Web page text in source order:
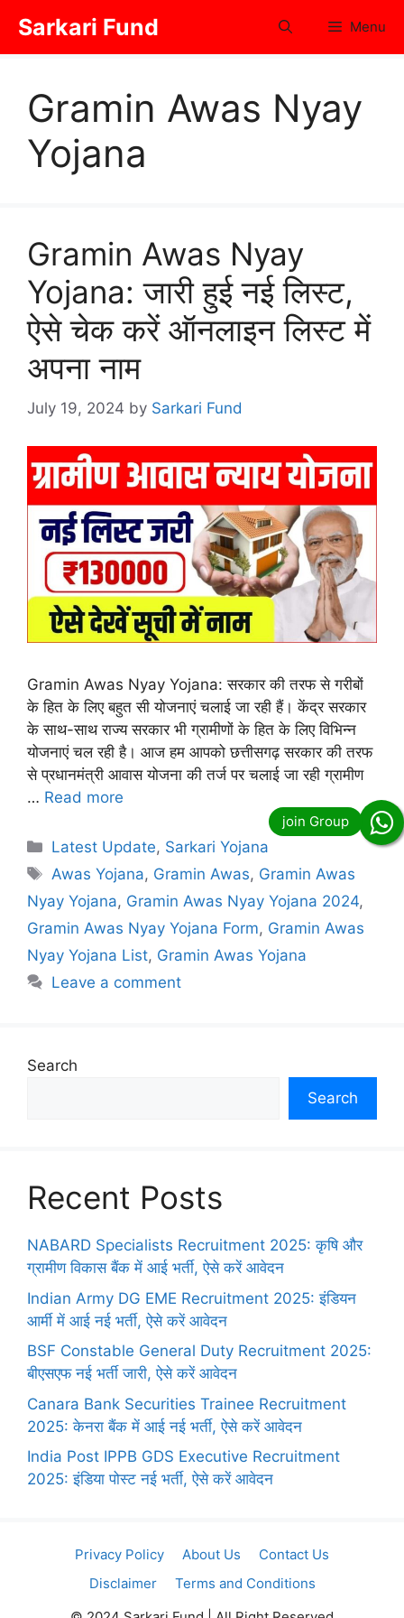
content
Sarkari Fund Menu
Gramin Awas Nyay
Yojana
Gramin Awas Nyay
Yojana: जारी हुई नई लिस्ट,
ऐसे चेक करें ऑनलाइन लिस्ट में
अपना नाम
July 19, 2024 by Sarkari Fund
Gramin Awas Nyay Yojana: सरकार की तरफ से गरीबों
के हित के लिए बहुत सी योजनाएं चलाई जा रही हैं। केंद्र सरकार
के साथ-साथ राज्य सरकार भी ग्रामीणों के हित के लिए विभिन्न
योजनाएं चल रही है। आज हम आपको छत्तीसगढ़ सरकार की तरफ
से प्रधानमंत्री आवास योजना की तर्ज पर चलाई जा रही ग्रामीण
… Read more
Categories
Latest Update, Sarkari Yojana
Tags
Awas Yojana, Gramin Awas, Gramin Awas
Nyay Yojana, Gramin Awas Nyay Yojana 2024,
Gramin Awas Nyay Yojana Form, Gramin Awas
Nyay Yojana List, Gramin Awas Yojana
Leave a comment
Search
Search
Recent Posts
NABARD Specialists Recruitment 2025: कृषि और
ग्रामीण विकास बैंक में आई भर्ती, ऐसे करें आवेदन
Indian Army DG EME Recruitment 2025: इंडियन
आर्मी में आई नई भर्ती, ऐसे करें आवेदन
BSF Constable General Duty Recruitment 2025:
बीएसएफ नई भर्ती जारी, ऐसे करें आवेदन
Canara Bank Securities Trainee Recruitment
2025: केनरा बैंक में आई नई भर्ती, ऐसे करें आवेदन
India Post IPPB GDS Executive Recruitment
2025: इंडिया पोस्ट नई भर्ती, ऐसे करें आवेदन
Privacy Policy About Us
Contact Us
Disclaimer
Terms and Conditions